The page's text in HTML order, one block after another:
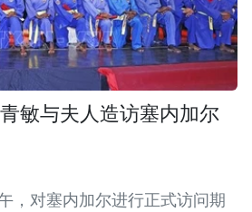
敏与夫人造访塞内加尔
，对塞内加尔进行正式访问期